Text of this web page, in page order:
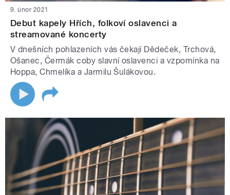
9. únor 2021
Debut kapely Hřích, folkoví oslavenci a
streamované koncerty
V dnešních pohlazeních vás čekají Dědeček, Trchová,
Ošanec, Čermák coby slavní oslavenci a vzpomínka na
Hoppa, Chmelíka a Jarmilu Šulákovou.